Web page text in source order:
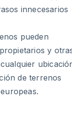
innecesarios
pueden
y
de terrenos